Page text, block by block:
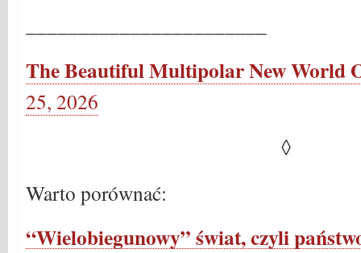
The Beautiful Multipolar New World
25, 2026
◊
Warto porównać:
“Wielobiegunowy” świat, czyli